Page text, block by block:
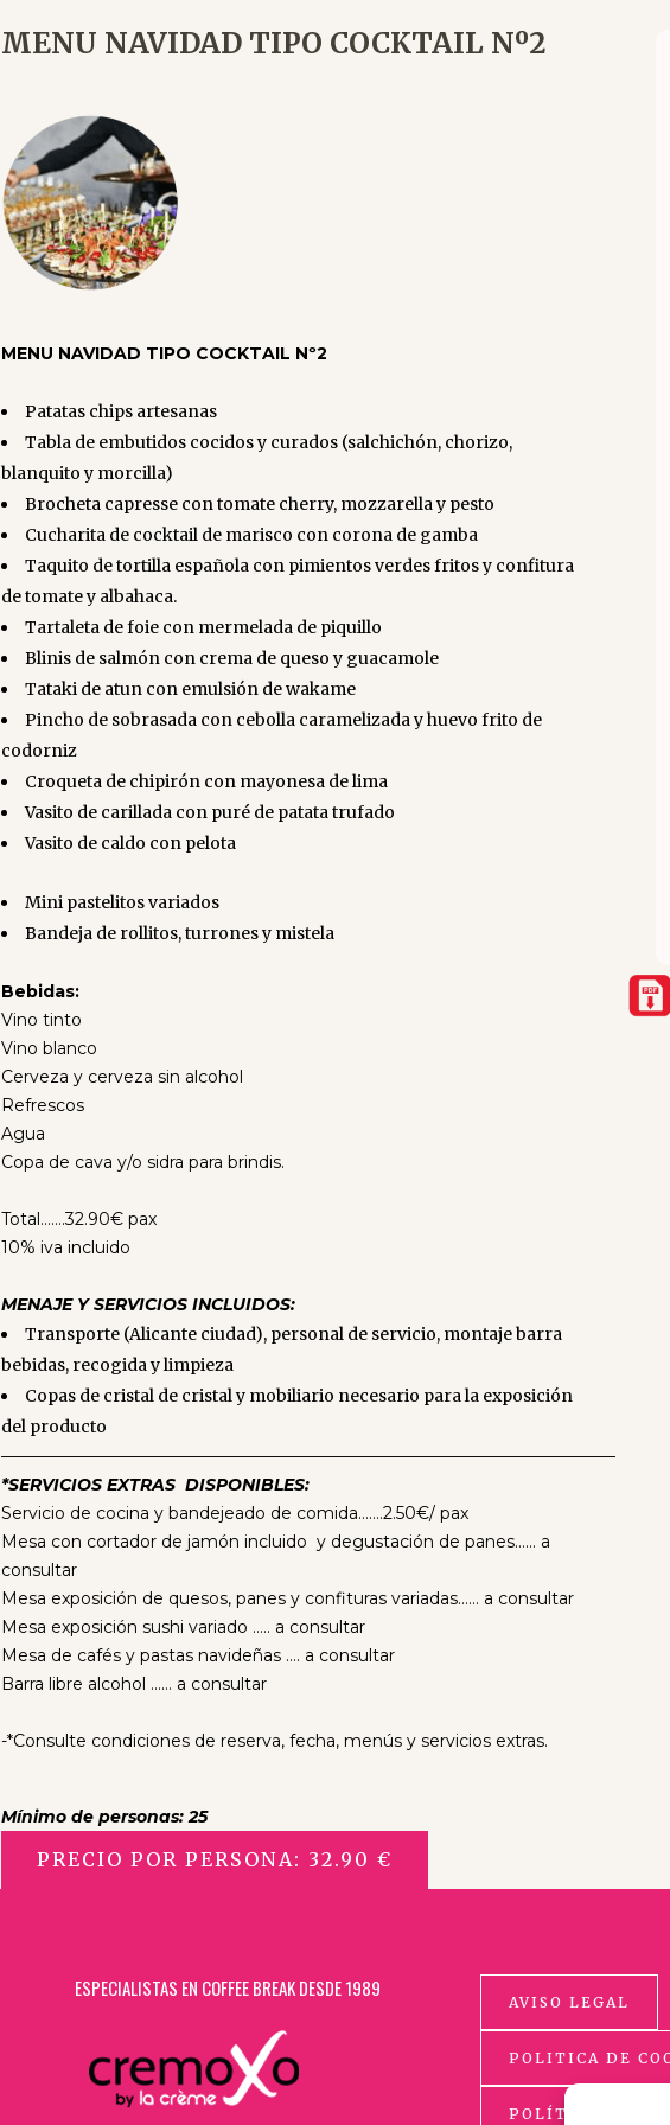
MENU NAVIDAD TIPO COCKTAIL Nº2
MENU NAVIDAD TIPO COCKTAIL Nº2
Patatas chips artesanas
Tabla de embutidos cocidos y curados (salchichón, chorizo,
blanquito y morcilla)
Brocheta capresse con tomate cherry, mozzarella y pesto
Cucharita de cocktail de marisco con corona de gamba
Taquito de tortilla española con pimientos verdes fritos y confitura
de tomate y albahaca.
Tartaleta de foie con mermelada de piquillo
Blinis de salmón con crema de queso y guacamole
Tataki de atun con emulsión de wakame
Pincho de sobrasada con cebolla caramelizada y huevo frito de
codorniz
Croqueta de chipirón con mayonesa de lima
Vasito de carillada con puré de patata trufado
Vasito de caldo con pelota
Mini pastelitos variados
Bandeja de rollitos, turrones y mistela
Bebidas:
Vino tinto
Vino blanco
Cerveza y cerveza sin alcohol
Refrescos
Agua
Copa de cava y/o sidra para brindis.
Total…….32.90€ pax
10% iva incluido
MENAJE Y SERVICIOS INCLUIDOS:
Transporte (Alicante ciudad), personal de servicio, montaje barra
bebidas, recogida y limpieza
Copas de cristal de cristal y mobiliario necesario para la exposición
del producto
—————————————————————————————————————
*SERVICIOS EXTRAS DISPONIBLES:
Servicio de cocina y bandejeado de comida…….2.50€/ pax
Mesa con cortador de jamón incluido y degustación de panes…… a
consultar
Mesa exposición de quesos, panes y confituras variadas…… a consultar
Mesa exposición sushi variado ….. a consultar
Mesa de cafés y pastas navideñas …. a consultar
Barra libre alcohol …… a consultar
-*Consulte condiciones de reserva, fecha, menús y servicios extras.
Mínimo de personas: 25
PRECIO POR PERSONA: 32.90 €
ESPECIALISTAS EN COFFEE BREAK DESDE 1989
AVISO LEGAL
POLITICA DE
POLÍTICA DE